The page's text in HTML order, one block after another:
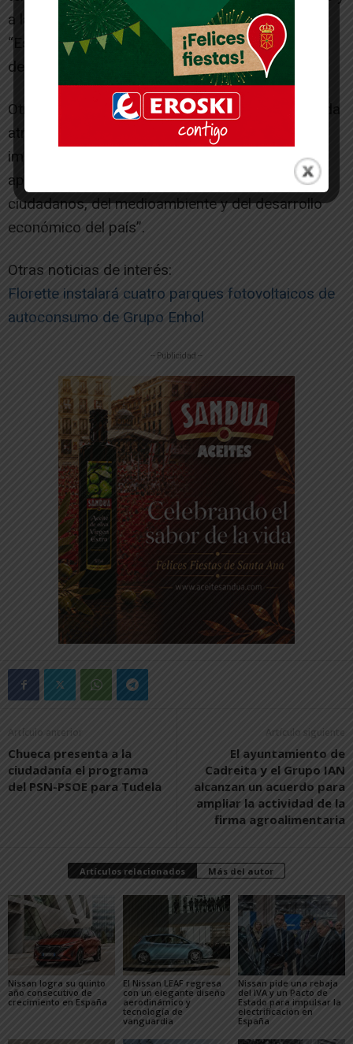
a las Administraciones públicas en general:
“España necesita acelerar la electrificación y lo
debe hacer ya.
Otros países lo están haciendo y España se queda
atrás. Por eso, invitamos a todos los agentes
implicados a acelerar la electrificación con una
apuesta valiente y rápida, en beneficio de los
ciudadanos, del medioambiente y del desarrollo
económico del país”.
Otras noticias de interés:
Florette instalará cuatro parques fotovoltaicos de
autoconsumo de Grupo Enhol
-- Publicidad --
Artículo anterior
Chueca presenta a la
ciudadanía el programa
del PSN-PSOE para Tudela
Artículo siguiente
El ayuntamiento de
Cadreita y el Grupo IAN
alcanzan un acuerdo para
ampliar la actividad de la
firma agroalimentaria
Artículos relacionados Más del autor
Nissan logra su quinto
año consecutivo de
crecimiento en España
El Nissan LEAF regresa
con un elegante diseño
aerodinámico y
tecnología de
vanguardia
Nissan pide una rebaja
del IVA y un Pacto de
Estado para impulsar la
electrificación en
España